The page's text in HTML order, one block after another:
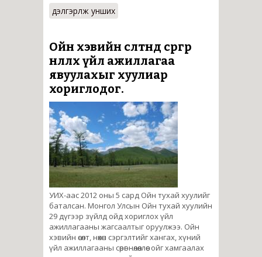
дэлгэрүүлж унших
Ойн хэвийн өсөлтөнд сөргөөр
нөлөөлөх үйл ажиллагаа
явуулахыг хуулиар
хориглодог.
УИХ-аас 2012 оны 5 сард Ойн тухай хуулийг
баталсан. Монгол Улсын Ойн тухай хуулийн
29 дүгээр зүйлд ойд хориглох үйл
ажиллагааны жагсаалтыг оруулжээ. Ойн
хэвийн өсөлт, нөхөн сэргэлтийг хангах, хүний
үйл ажиллагааны сөрөг нөлөөллөөс ойг хамгаалах